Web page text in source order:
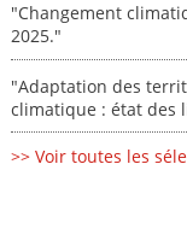
"Changement
2025."
"Adaptation des
climatique : état des
>> Voir toutes les